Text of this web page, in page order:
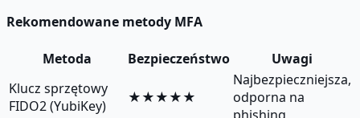
Rekomendowane metody MFA
Metoda Bezpieczeństwo
Uwagi
Klucz sprzętowy
FIDO2 (YubiKey)
★★★★★
Najbezpieczniejsza,
odporna na